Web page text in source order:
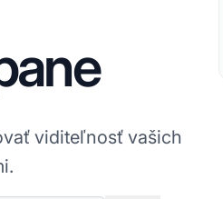
viditeľnosť vašich